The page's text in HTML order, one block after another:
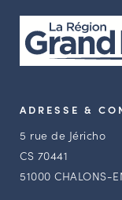
ADRESSE &
5 rue de Jéricho
CS 70441
51000 CHALONS-